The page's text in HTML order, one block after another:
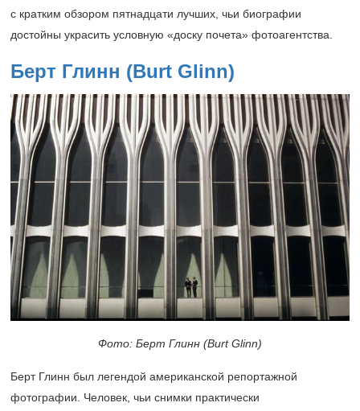
с кратким обзором пятнадцати лучших, чьи биографии
достойны украсить условную «доску почета» фотоагентства.
Берт Глинн (Burt Glinn)
Фото: Берт Глинн (Burt Glinn)
Берт Глинн был легендой американской репортажной
фотографии. Человек, чьи снимки практически